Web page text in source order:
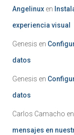
Angelinux en
experiencia visual
Genesis en
datos
Genesis en
datos
Carlos Camacho en
mensajes en